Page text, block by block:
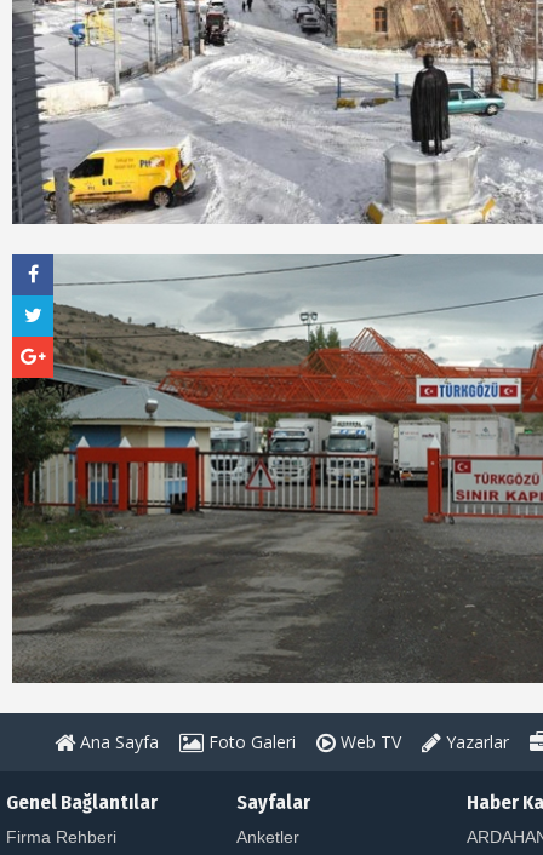
Ana Sayfa Foto Galeri Web TV Yazarlar
Genel Bağlantılar
Firma Rehberi
Sayfalar
Anketler
Haber